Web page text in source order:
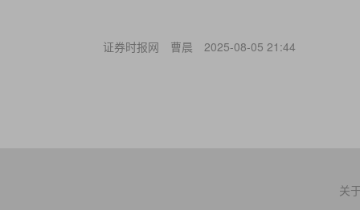
证券时报网 曹晨 2025-08-05 21:44
关